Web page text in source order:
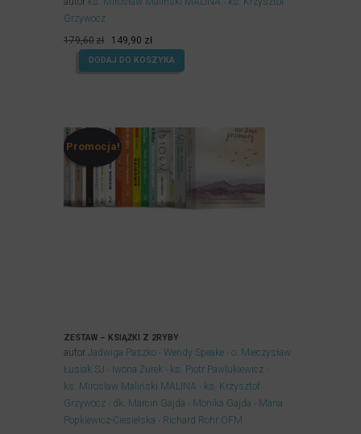
Grzywocz
179,60zł
Pierwotna
cena
wynosiła:
149,90 złAktualna
cena
wynosi:
DODAJ DO KOSZYKA
Promocja!
ZESTAW – KSIĄŻKI Z 2RYBY
autor Jadwiga Paszko Wendy Speake
o. Mieczysław
Łusiak SJ
Iwona Żurek
ks. Piotr Pawlukiewicz
ks. Mirosław Maliński MALINA
ks. Krzysztof
Grzywocz
dk. Marcin Gajda Monika Gajda
Maria
Popkiewicz-Ciesielska
Richard Rohr OFM